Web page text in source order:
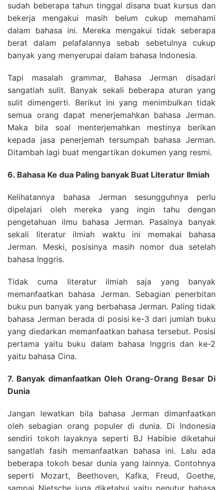
sudah beberapa tahun tinggal disana buat kursus dan
bekerja mengakui masih belum cukup memahami
dalam bahasa ini. Mereka mengakui tidak seberapa
berat dalam pelafalannya sebab sebetulnya cukup
banyak yang menyerupai dalam bahasa Indonesia.
Tapi masalah grammar, Bahasa Jerman disadari
sangatlah sulit. Banyak sekali beberapa aturan yang
sulit dimengerti. Berikut ini yang menimbulkan tidak
semua orang dapat menerjemahkan bahasa Jerman.
Maka bila soal menterjemahkan mestinya berikan
kepada jasa penerjemah tersumpah bahasa Jerman.
Ditambah lagi buat mengartikan dokumen yang resmi.
6. Bahasa Ke dua Paling banyak Buat Literatur Ilmiah
Kelihatannya bahasa Jerman sesungguhnya perlu
dipelajari oleh mereka yang ingin tahu dengan
pengetahuan ilmu bahasa Jerman. Pasalnya banyak
sekali literatur ilmiah waktu ini memakai bahasa
Jerman. Meski, posisinya masih nomor dua setelah
bahasa Inggris.
Tidak cuma literatur ilmiah saja yang banyak
memanfaatkan bahasa Jerman. Sebagian penerbitan
buku pun banyak yang berbahasa Jerman. Paling tidak
bahasa Jerman berada di posisi ke-3 dari jumlah buku
yang diedarkan memanfaatkan bahasa tersebut. Posisi
pertama yaitu buku dalam bahasa Inggris dan ke-2
yaitu bahasa Cina.
7. Banyak dimanfaatkan Oleh Orang-Orang Besar Di
Dunia
Jangan lewatkan bila bahasa Jerman dimanfaatkan
oleh sebagian orang populer di dunia. Di Indonesia
sendiri tokoh layaknya seperti BJ Habibie diketahui
sangatlah fasih memanfaatkan bahasa ini. Lalu ada
beberapa tokoh besar dunia yang lainnya. Contohnya
seperti Mozart, Beethoven, Kafka, Freud, Goethe,
sampai Nietsche juga diketahui yaitu penutur bahasa